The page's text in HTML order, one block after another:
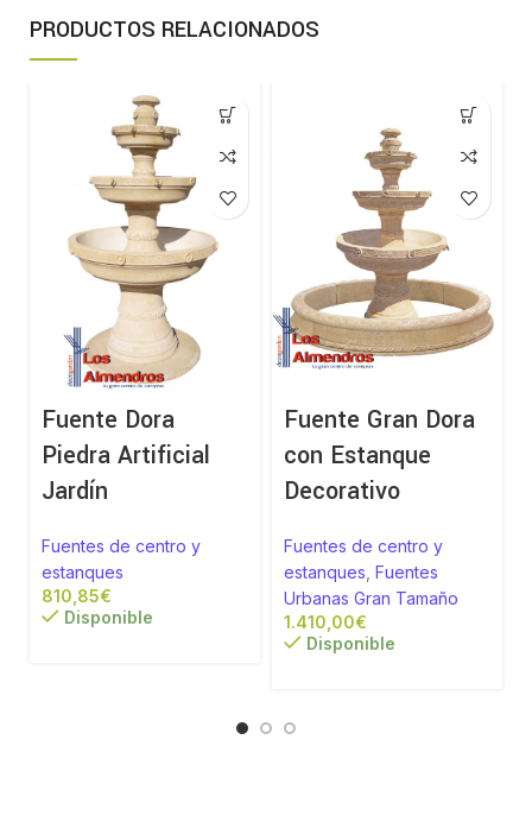
PRODUCTOS RELACIONADOS
Fuente Dora
Piedra Artificial
Jardín
Fuentes de centro y
estanques
€
Disponible
Fuente Gran Dora
con Estanque
Decorativo
Fuentes de centro y
estanques Fuentes
Urbanas Gran Tamaño
€
Disponible